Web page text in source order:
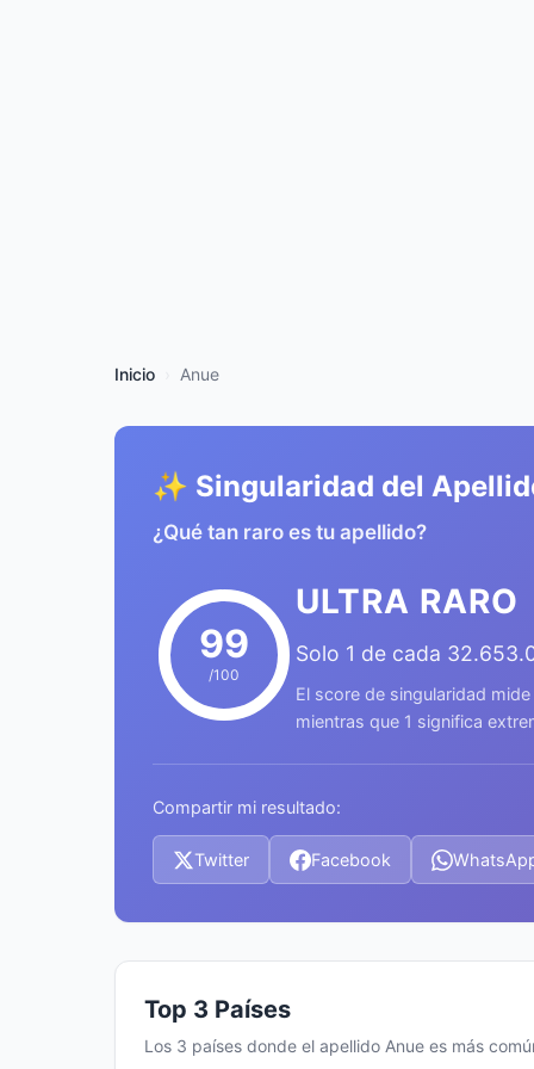
Inicio Anue
✨ Singularidad del
¿Qué tan raro es tu apellido?
99
/100
ULTRA RARO
Solo 1 de cada
El score de singularidad
mientras que 1 significa
Compartir mi resultado:
Twitter Facebook
Top 3 Países
Los 3 países donde el apellido Anue es más